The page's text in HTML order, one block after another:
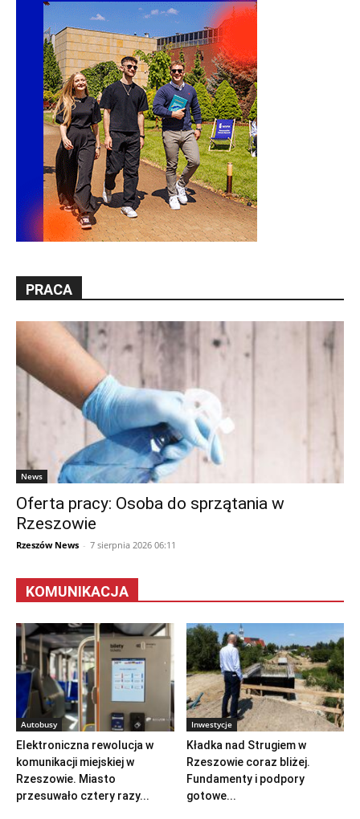
PRACA
News
Oferta pracy: Osoba do sprzątania w
Rzeszowie
Rzeszów News - 7 sierpnia 2026 06:11
KOMUNIKACJA
Autobusy
Elektroniczna rewolucja w
komunikacji miejskiej w
Rzeszowie. Miasto
przesuwało cztery razy...
Inwestycje
Kładka nad Strugiem w
Rzeszowie coraz bliżej.
Fundamenty i podpory
gotowe...